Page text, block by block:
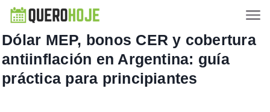
Dólar MEP, bonos CER y cobertura
antiinflación en Argentina: guía
práctica para principiantes